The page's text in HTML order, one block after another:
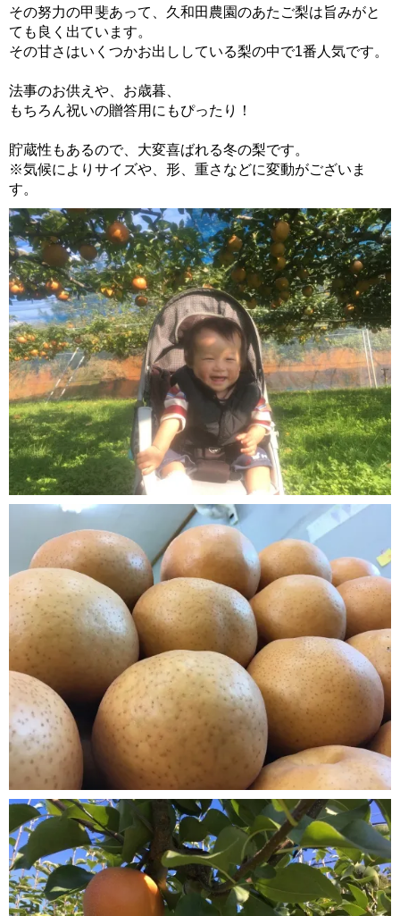
その努力の甲斐あって、久和田農園のあたご梨は旨みがと
ても良く出ています。
その甘さはいくつかお出ししている梨の中で1番人気です。
法事のお供えや、お歳暮、
もちろん祝いの贈答用にもぴったり！
貯蔵性もあるので、大変喜ばれる冬の梨です。
※気候によりサイズや、形、重さなどに変動がございま
す。